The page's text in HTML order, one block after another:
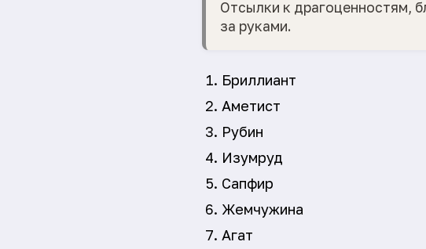
Отсылки к драгоценностям,
за руками.
Бриллиант
Аметист
Рубин
Изумруд
Сапфир
Жемчужина
Агат